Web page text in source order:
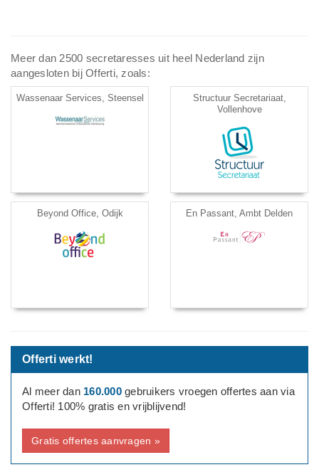
Meer dan 2500 secretaresses uit heel Nederland zijn
aangesloten bij Offerti, zoals:
Wassenaar Services, Steensel
Structuur Secretariaat,
Vollenhove
Beyond Office, Odijk En Passant, Ambt Delden
Offerti werkt!
Al meer dan 160.000gebruikers vroegen offertes aan via
Offerti! 100% gratis en vrijblijvend!
Gratis offertes aanvragen »